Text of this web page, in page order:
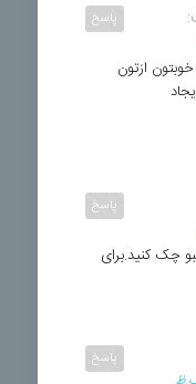
ازتون
پاسخ
چک کنید.برای
پاسخ
پاسخ